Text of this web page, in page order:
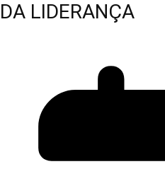
DA LIDERANÇA